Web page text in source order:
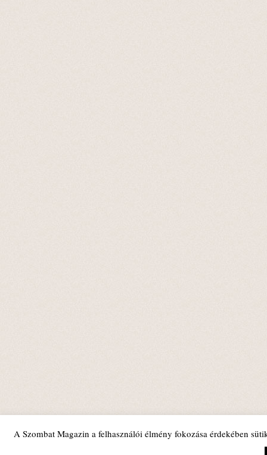
A Szombat Magazin a felhasználói élmény fokozása érdekében